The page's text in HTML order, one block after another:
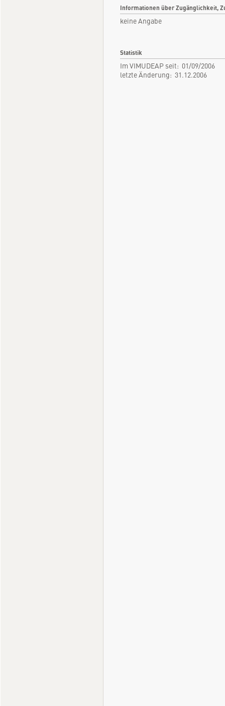
Informationen über Zugänglichkeit,
keine Angabe
Statistik
Im VIMUDEAP seit: 01/09/2006
letzte Änderung: 31.12.2006